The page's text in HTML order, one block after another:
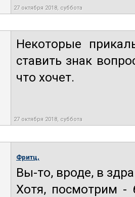
27 октября 2018, суббота
Некоторые
ставить знак
что хочет.
27 октября 2018, суббота
Фритц,
Вы-то, вроде, в
Хотя, посмотрим -